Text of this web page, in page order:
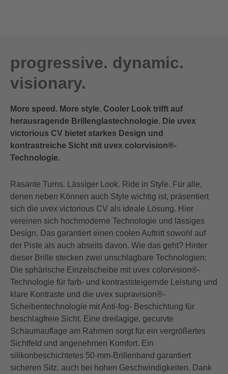
progressive. dynamic.
visionary.
More speed. More style. Cooler Look trifft auf
herausragende Brillenglastechnologie. Die uvex
victorious CV bietet starkes Design und
kontrastreiche Sicht mit uvex colorvision®-
Technologie.
Rasante Turns. Lässiger Look. Ride in Style. Für alle,
denen neben Können auch Style wichtig ist, präsentiert
sich die uvex victorious CV als ideale Lösung. Hier
vereinen sich hochmoderne Technologie und lässiges
Design. Das garantiert einen coolen Auftritt sowohl auf
der Piste als auch abseits davon. Wie das geht? Hinter
dieser Brille stecken zwei unschlagbare Technologien:
Die sphärische Einzelscheibe mit uvex colorvision®-
Technologie für farb- und kontraststeigernde Leistung und
klare Kontraste und die uvex supravision®-
Scheibentechnologie mit Anti-fog- Beschichtung für
beschlagfreie Sicht. Eine dreilagige, gecurvte
Schaumauflage am Rahmen sorgt für ein vergrößertes
Sichtfeld und angenehmen Komfort. Ein
silikonbeschichtetes 50-mm-Brillenband garantiert
sicheren Sitz, auch bei hohen Geschwindigkeiten. Dank